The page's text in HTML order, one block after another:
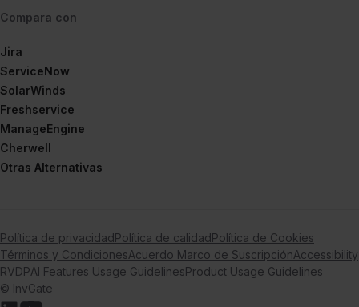
Compara con
Jira
ServiceNow
SolarWinds
Freshservice
ManageEngine
Cherwell
Otras Alternativas
Política de privacidadPolítica de calidadPolítica de Cookies
Términos y CondicionesAcuerdo Marco de SuscripciónAccessibility
RVDPAI Features Usage GuidelinesProduct Usage Guidelines
© InvGate